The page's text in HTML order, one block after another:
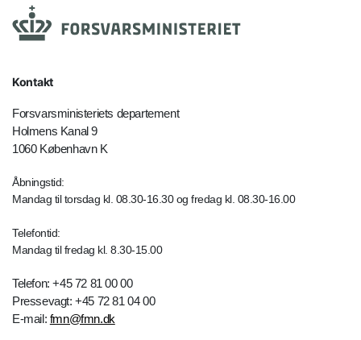
Kontakt
Forsvarsministeriets departement
Holmens Kanal 9
1060 København K
Åbningstid:
Mandag til torsdag kl. 08.30-16.30 og fredag kl. 08.30-16.00
Telefontid:
Mandag til fredag kl. 8.30-15.00
Telefon: +45 72 81 00 00
Pressevagt: +45 72 81 04 00
E-mail: fmn@fmn.dk